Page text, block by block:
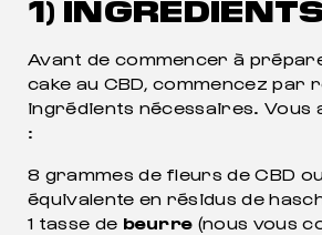
1)
Avant de commencer à
cake au CBD, commencez par
ingrédients nécessaires. Vous
:
8 grammes de fleurs de CBD
équivalente en résidus de
1 tasse de beurre (nous vous